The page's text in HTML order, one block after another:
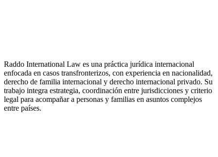
Raddo International Law es una práctica jurídica internacional
enfocada en casos transfronterizos, con experiencia en nacionalidad,
derecho de familia internacional y derecho internacional privado. Su
trabajo integra estrategia, coordinación entre jurisdicciones y criterio
legal para acompañar a personas y familias en asuntos complejos
entre países.